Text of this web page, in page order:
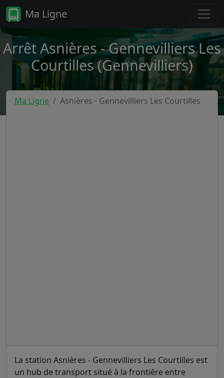
Ma Ligne
Arrêt Asnières - Gennevilliers Les
Courtilles (Gennevilliers)
Ma Ligne Asnières - Gennevilliers Les Courtilles
La station Asnières - Gennevilliers Les Courtilles est
un hub de transport situé à la frontière entre